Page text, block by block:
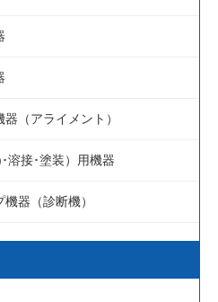
（アライメント）
溶接･塗装）用機器
器（診断機）